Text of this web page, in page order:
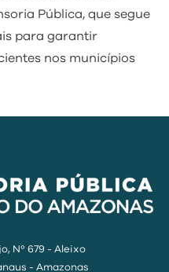
Pública, que segue
para garantir
nos municípios
Nº 679 - Aleixo
- Amazonas